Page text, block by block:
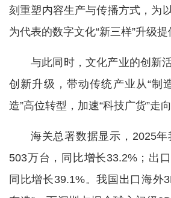
刻重塑内容生产与传播方式，为
为代表的数字文化“新三样”升级提
与此同时，文化产业的创新
创新升级，带动传统产业从“制
造”高位转型，加速“科技广货”走向
海关总署数据显示，2025
503万台，同比增长33.2%；出
同比增长39.1%。我国出口海外